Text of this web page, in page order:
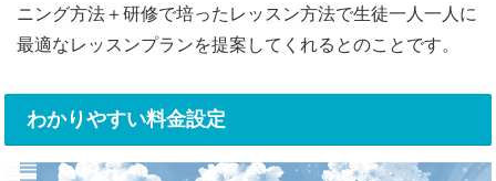
ニング方法＋研修で培ったレッスン方法で生徒一人一人に
最適なレッスンプランを提案してくれるとのことです。
わかりやすい料金設定